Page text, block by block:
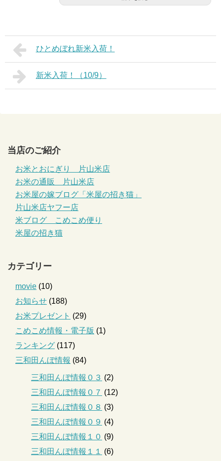
ひとめぼれ新米入荷！
新米入荷！（10/9）
当店のご紹介
お米とおにぎり 片山米店
お米の通販 片山米店
お米屋の嫁ブログ「米屋の招き猫」
片山米店ヤフー店
米ブログ こめこめ便り
米屋の招き猫
カテゴリー
movie (10)
お知らせ (188)
お米プレゼント (29)
こめこめ情報・電子版 (1)
ランキング (117)
三和田んぼ情報 (84)
三和田んぼ情報０３ (2)
三和田んぼ情報０７ (12)
三和田んぼ情報０８ (3)
三和田んぼ情報０９ (4)
三和田んぼ情報１０ (9)
三和田んぼ情報１１
(6)